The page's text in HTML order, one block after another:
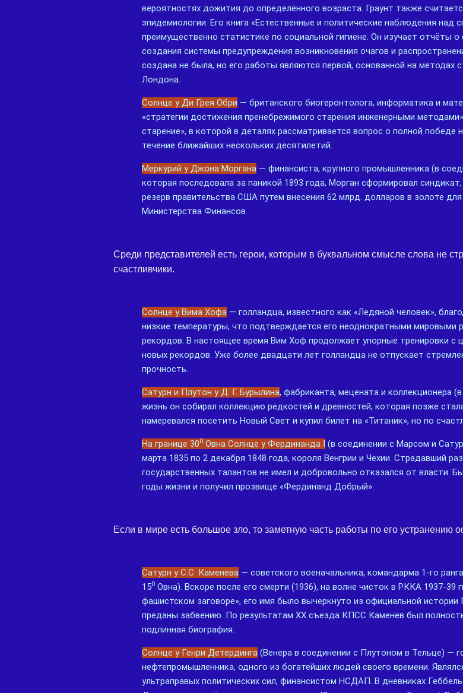
вероятностях дожития до определённого возраста. Граунт также
эпидемиологии. Его книга «Естественные и политические наблюдения над
преимущественно статистике по социальной гигиене. Он изучает отчёты
создания системы предупреждения возникновения очагов и
создана не была, но его работы являются первой, основанной на методах
Лондона.
Солнце у Ди Грея Обри — британского биогеронтолога, информатика и
«стратегии достижения пренебрежимого старения инженерными
старение», в которой в деталях рассматривается вопрос о полной
течение ближайших нескольких десятилетий.
Меркурий у Джона Моргана — финансиста, крупного промышленника (в
которая последовала за паникой 1893 года, Морган сформировал
резерв правительства США путем внесения 62 млрд. долларов в золоте
Министерства Финансов.
Среди представителей есть герои, которым в буквальном смысле слова не
счастливчики.
Солнце у Вима Хофа — голландца, известного как «Ледяной человек»,
низкие температуры, что подтверждается его неоднократными мировыми
рекордов. В настоящее время Вим Хоф продолжает упорные тренировки с
новых рекордов. Уже более двадцати лет голландца не отпускает
прочность.
Сатурн и Плутон у Д. Г. Бурылина, фабриканта, мецената и коллекционера
жизнь он собирал коллекцию редкостей и древностей, которая позже
намеревался посетить Новый Свет и купил билет на «Титаник», но по
На границе 300 Овна Солнце у Фердинанда I (в соединении с Марсом и
марта 1835 по 2 декабря 1848 года, короля Венгрии и Чехии. Страдавший
государственных талантов не имел и добровольно отказался от власти.
годы жизни и получил прозвище «Фердинанд Добрый».
Если в мире есть большое зло, то заметную часть работы по его устранению
Сатурн у С.С. Каменева — советского военачальника, командарма 1-го
150 Овна). Вскоре после его смерти (1936), на волне чисток в РККА 1937-39
фашистском заговоре», его имя было вычеркнуто из официальной
преданы забвению. По результатам XX съезда КПСС Каменев был
подлинная биография.
Солнце у Генри Детердинга (Венера в соединении с Плутоном в Тельце) —
нефтепромышленника, одного из богатейших людей своего времени.
ультраправых политических сил, финансистом НСДАП. В дневниках